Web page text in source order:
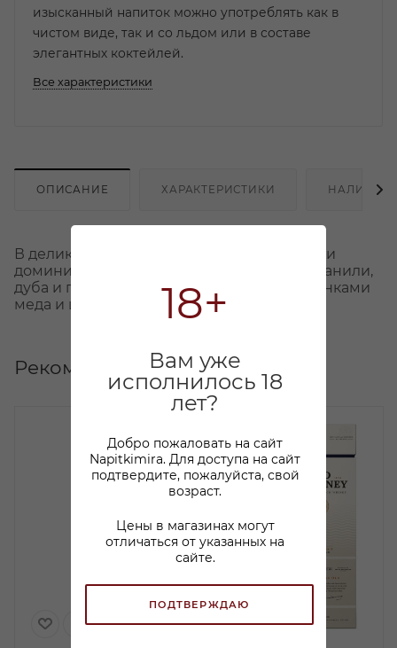
18+
Вам уже
исполнилось 18
лет?
Добро пожаловать на сайт
Napitkimira. Для доступа на сайт
подтвердите, пожалуйста, свой
возраст.
Цены в магазинах могут
отличаться от указанных на
сайте.
ПОДТВЕРЖДАЮ
изысканный напиток можно употреблять как в
чистом виде, так и со льдом или в составе
элегантных коктейлей.
Все характеристики
ОПИСАНИЕ ХАРАКТЕРИСТИКИ НАЛИЧИЕ
В деликатном и элегантном аромате виски
доминируют ноты сухофруктов, ириски, ванили,
дуба и печеных яблок, дополненные оттенками
меда и шоколада
Рекомендуем